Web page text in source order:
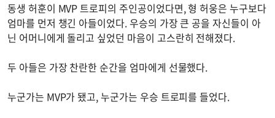
동생 허훈이 MVP 트로피의 주인공이었다면, 형 허웅은 누구보다
엄마를 먼저 챙긴 아들이었다. 우승의 가장 큰 공을 자신들이 아
닌 어머니에게 돌리고 싶었던 마음이 고스란히 전해졌다.
두 아들은 가장 찬란한 순간을 엄마에게 선물했다.
누군가는 MVP가 됐고, 누군가는 우승 트로피를 들었다.